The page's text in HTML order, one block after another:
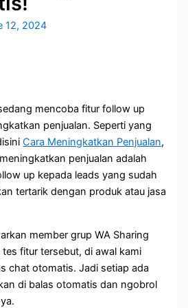
12, 2024
mencoba fitur follow up
penjualan. Seperti yang
Cara Meningkatkan Penjualan,
penjualan adalah
up kepada leads yang sudah
tertarik dengan produk atau jasa
member grup WA Sharing
fitur tersebut, di awal kami
chat otomatis. Jadi setiap ada
di balas otomatis dan ngobrol